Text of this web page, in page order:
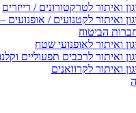
ואיתור לטרקטורונים / רייזרים
ואיתור לקטנועים /
הביטוח
ואיתור לאופנועי שטח
ואיתור לרכבים תפעוליים
ואיתור לקרוואנים